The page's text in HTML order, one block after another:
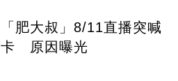
「肥大叔」8/11直播突喊
卡 原因曝光